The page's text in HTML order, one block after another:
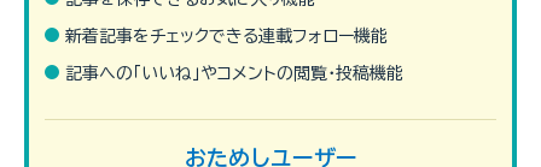
資格取得を目指す皆様へのアドバイスとして、ぜひご参照く
待望の電子書籍版
新着記事をチェックできる連載フォロー機能
記事への「いいね」やコメントの閲覧・投稿機能
おためしユーザー